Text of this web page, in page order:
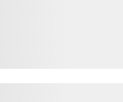
One
und
mehr über Ihre
aus und